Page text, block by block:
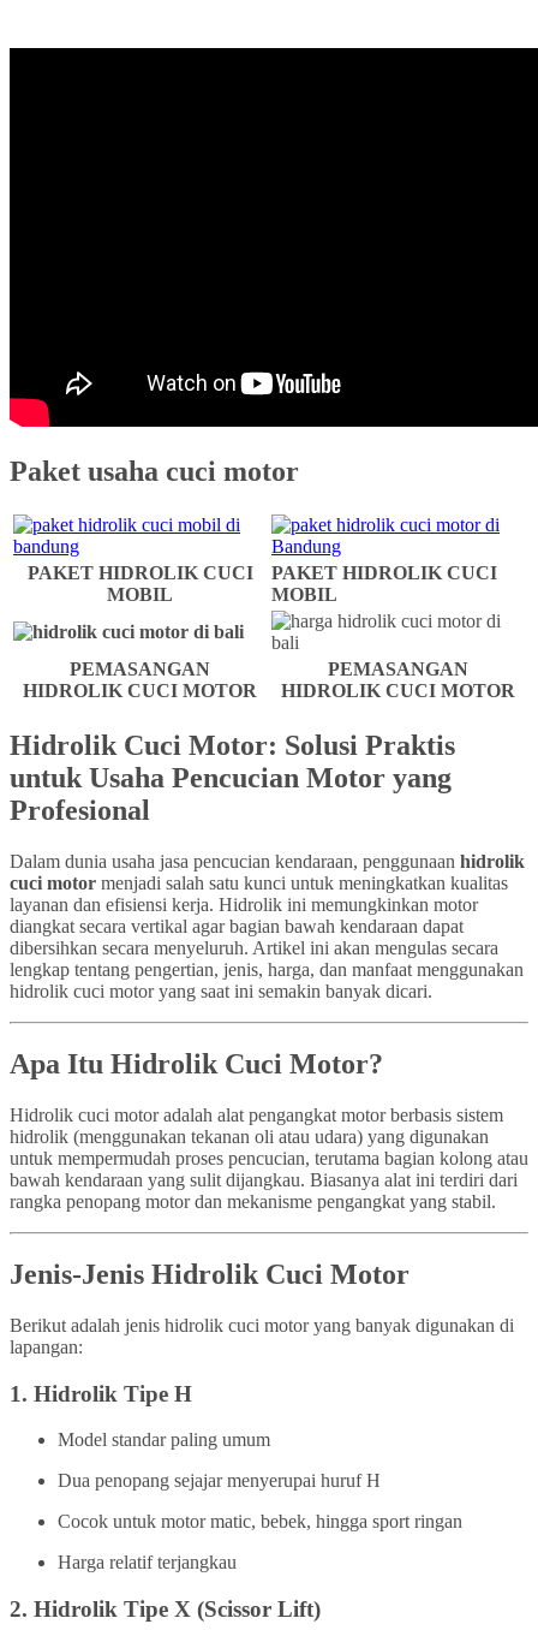
Paket usaha cuci motor
PAKET HIDROLIK CUCI
MOBIL
PAKET HIDROLIK CUCI
MOBIL
PEMASANGAN
HIDROLIK CUCI MOTOR
PEMASANGAN
HIDROLIK CUCI MOTOR
Hidrolik Cuci Motor: Solusi Praktis
untuk Usaha Pencucian Motor yang
Profesional
Dalam dunia usaha jasa pencucian kendaraan, penggunaan hidrolik
cuci motor menjadi salah satu kunci untuk meningkatkan kualitas
layanan dan efisiensi kerja. Hidrolik ini memungkinkan motor
diangkat secara vertikal agar bagian bawah kendaraan dapat
dibersihkan secara menyeluruh. Artikel ini akan mengulas secara
lengkap tentang pengertian, jenis, harga, dan manfaat menggunakan
hidrolik cuci motor yang saat ini semakin banyak dicari.
Apa Itu Hidrolik Cuci Motor?
Hidrolik cuci motor adalah alat pengangkat motor berbasis sistem
hidrolik (menggunakan tekanan oli atau udara) yang digunakan
untuk mempermudah proses pencucian, terutama bagian kolong atau
bawah kendaraan yang sulit dijangkau. Biasanya alat ini terdiri dari
rangka penopang motor dan mekanisme pengangkat yang stabil.
Jenis-Jenis Hidrolik Cuci Motor
Berikut adalah jenis hidrolik cuci motor yang banyak digunakan di
lapangan:
1. Hidrolik Tipe H
Model standar paling umum
Dua penopang sejajar menyerupai huruf H
Cocok untuk motor matic, bebek, hingga sport ringan
Harga relatif terjangkau
2. Hidrolik Tipe X (Scissor Lift)